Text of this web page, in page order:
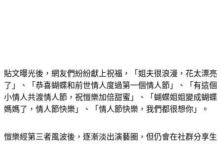
了」、「恭喜蝴蝶和前世情人度過第一個情人節」、「有這個
小情人共渡情人節，祝愷樂加倍甜蜜」、「蝴蝶姐姐變成蝴蝶
媽媽了，情人節快樂」、「情人節快樂，我們都很想你」。
活。去年有網友發現，她與寶寶的合照中，右手無名指戴著婚